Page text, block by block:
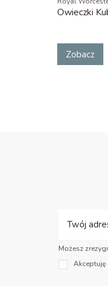
Owieczki
Zobacz
Możesz